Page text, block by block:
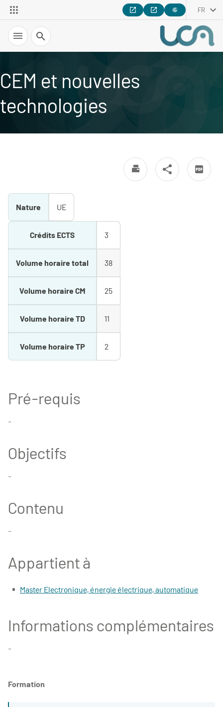
FR
Recherche
CEM et nouvelles
technologies
Nature UE
Crédits ECTS 3
Volume horaire total 38
Volume horaire CM 25
Volume horaire TD 11
Volume horaire TP 2
Pré-requis
-
Objectifs
-
Contenu
-
Appartient à
Master Electronique, énergie électrique, automatique
Informations complémentaires
-
Formation